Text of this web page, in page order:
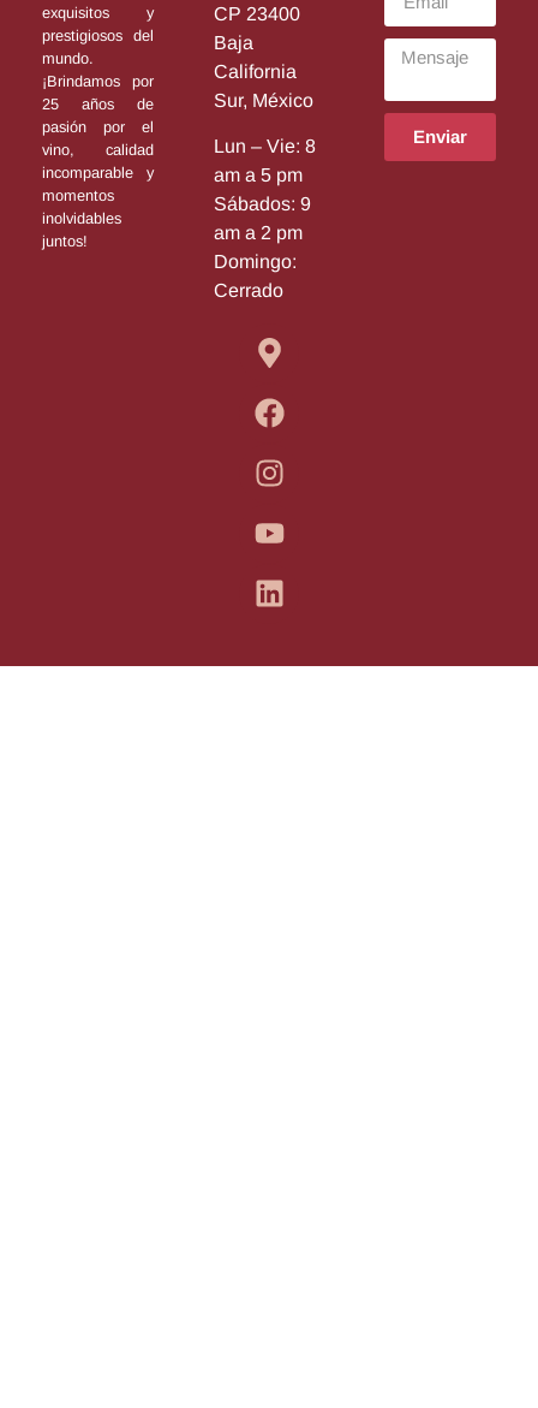
exquisitos y
prestigiosos del
mundo.
¡Brindamos por
25 años de
pasión por el
vino, calidad
incomparable y
momentos
inolvidables
juntos!
CP 23400
Baja
California
Sur, México
Lun – Vie: 8
am a 5 pm
Sábados: 9
am a 2 pm
Domingo:
Cerrado
Enviar